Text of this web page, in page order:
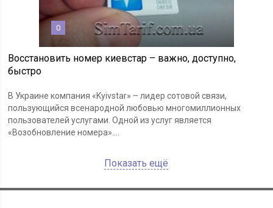
0
Восстановить номер киевстар – важно, доступно,
быстро
В Украине компания «Kyivstar» – лидер сотовой связи,
пользующийся всенародной любовью многомиллионных
пользователей услугами. Одной из услуг является
«Возобновление номера»....
Показать ещё